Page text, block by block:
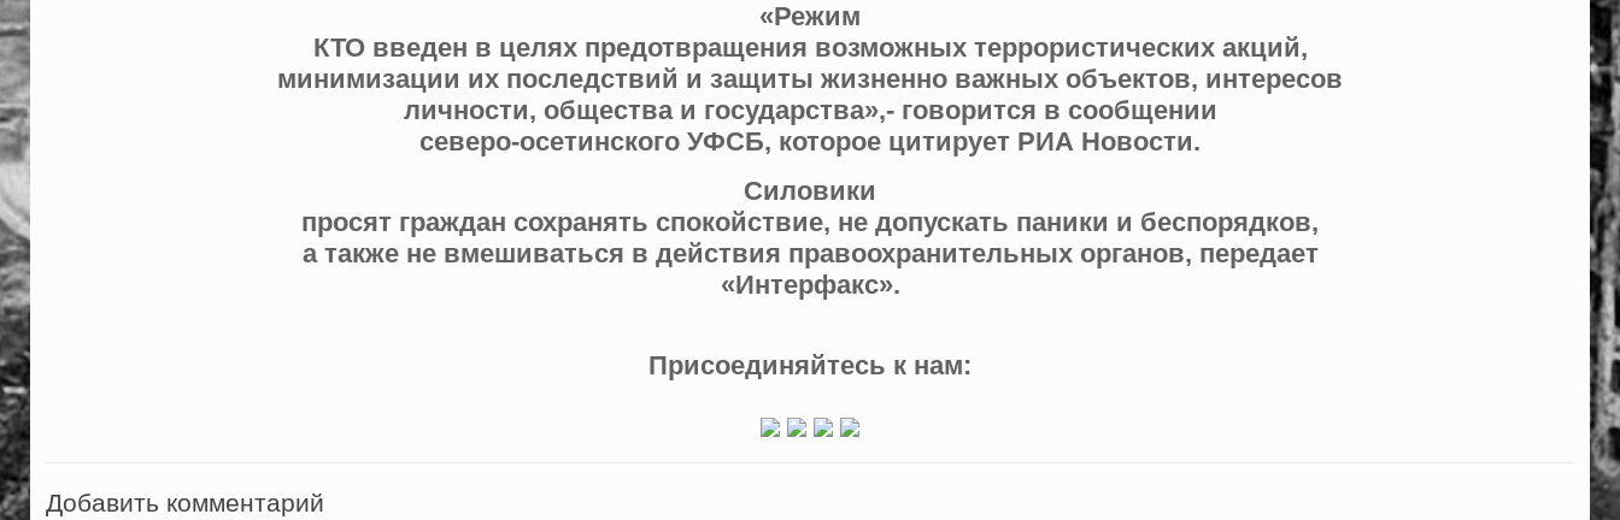
«Режим
КТО введен в целях предотвращения возможных террористических акций,
минимизации их последствий и защиты жизненно важных объектов, интересов
личности, общества и государства»,- говорится в сообщении
северо-осетинского УФСБ, которое цитирует РИА Новости.
Силовики
просят граждан сохранять спокойствие, не допускать паники и беспорядков,
а также не вмешиваться в действия правоохранительных органов, передает
«Интерфакс».
Присоединяйтесь к нам:
Добавить комментарий